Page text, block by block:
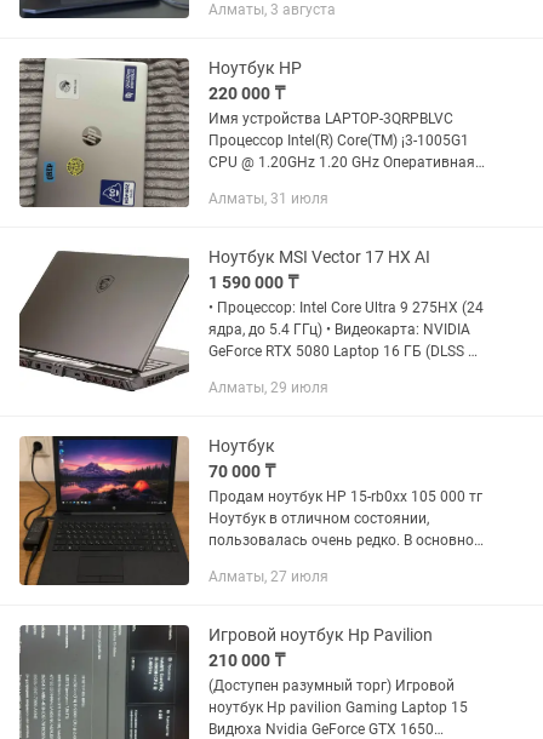
дефектов корпуса и битых пикселей.
Алматы, 3 августа
Ноутбук HP
220 000 ₸
Имя устройства LAPTOP-3QRPBLVC
Процессор Intel(R) Core(TM) ¡3-1005G1
CPU @ 1.20GHz 1.20 GHz Оперативная
разрядная операционная система,
Алматы, 31 июля
Ноутбук MSI Vector 17 HX AI
1 590 000 ₸
• Процессор: Intel Core Ultra 9 275HX (24
ядра, до 5.4 ГГц) • Видеокарта: NVIDIA
GeForce RTX 5080 Laptop 16 ГБ (DLSS 4)
240 Гц • Оперативная память: 32 ГБ...
Алматы, 29 июля
Ноутбук
70 000 ₸
Продам ноутбук HP 15-rb0xx 105 000 тг
Ноутбук в отличном состоянии,
пользовалась очень редко. В основном
практически не использовался.
Алматы, 27 июля
Игровой ноутбук Hp Pavilion
210 000 ₸
(Доступен разумный торг) Игровой
ноутбук Hp pavilion Gaming Laptop 15
Видюха Nvidia GeForce GTX 1650